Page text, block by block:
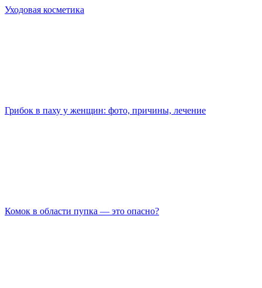
Уходовая косметика
Грибок в паху у женщин: фото, причины, лечение
Комок в области пупка — это опасно?